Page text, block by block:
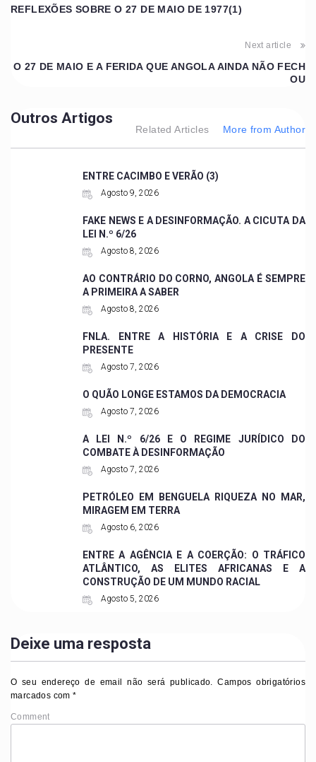
REFLEXÕES SOBRE O 27 DE MAIO DE 1977(1)
Next article
O 27 DE MAIO E A FERIDA QUE ANGOLA AINDA NÃO FECH
OU
Outros Artigos
Related Articles More from Author
ENTRE CACIMBO E VERÃO (3)
Agosto 9, 2026
FAKE NEWS E A DESINFORMAÇÃO. A CICUTA DA
LEI N.º 6/26
Agosto 8, 2026
AO CONTRÁRIO DO CORNO, ANGOLA É SEMPRE
A PRIMEIRA A SABER
Agosto 8, 2026
FNLA. ENTRE A HISTÓRIA E A CRISE DO
PRESENTE
Agosto 7, 2026
O QUÃO LONGE ESTAMOS DA DEMOCRACIA
Agosto 7, 2026
A LEI N.º 6/26 E O REGIME JURÍDICO DO
COMBATE À DESINFORMAÇÃO
Agosto 7, 2026
PETRÓLEO EM BENGUELA RIQUEZA NO MAR,
MIRAGEM EM TERRA
Agosto 6, 2026
ENTRE A AGÊNCIA E A COERÇÃO: O TRÁFICO
ATLÂNTICO, AS ELITES AFRICANAS E A
CONSTRUÇÃO DE UM MUNDO RACIAL
Agosto 5, 2026
Deixe uma resposta
O seu endereço de email não será publicado. Campos obrigatórios
marcados com*
Comment